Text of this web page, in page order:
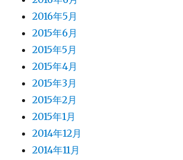
2016年5月
2015年6月
2015年5月
2015年4月
2015年3月
2015年2月
2015年1月
2014年12月
2014年11月